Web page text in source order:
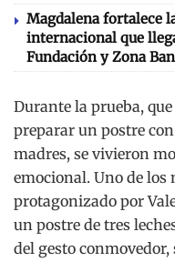
Magdalena fortalece
internacional que
Fundación y Zona
Durante la prueba,
preparar un postre
madres, se vivieron
emocional. Uno de los
protagonizado por
un postre de tres
del gesto